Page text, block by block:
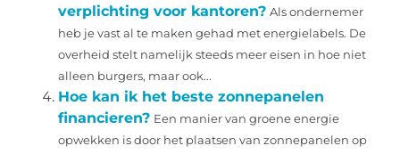
verplichting voor kantoren? Als ondernemer
heb je vast al te maken gehad met energielabels. De
overheid stelt namelijk steeds meer eisen in hoe niet
alleen burgers, maar ook...
Hoe kan ik het beste zonnepanelen
financieren? Een manier van groene energie
opwekken is door het plaatsen van zonnepanelen op